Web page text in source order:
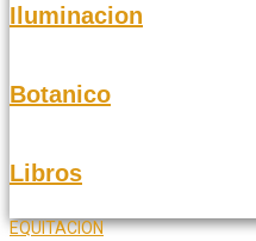
Iluminacion
Botanico
Libros
EQUITACION